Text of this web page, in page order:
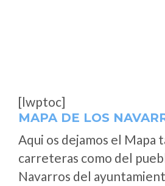
[lwptoc]
MAPA DE LOS
Aqui os dejamos el Mapa
carreteras como del
Navarros del